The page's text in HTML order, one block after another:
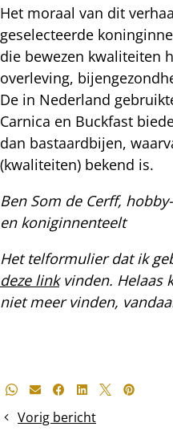
Het moraal van dit
geselecteerde
die bewezen kwaliteiten
overleving,
De in Nederland
Carnica en Buckfast
dan bastaardbijen,
(kwaliteiten) bekend is.
Ben Som de Cerff,
en koniginnenteelt
Het telformulier dat ik
deze linkvinden. Helaas
niet meer vinden,
Deel
bericht
Whatsapp
E-mailFacebook
LinkedIn
X Pinterest
Vorig bericht
Bijenvolkregistratie